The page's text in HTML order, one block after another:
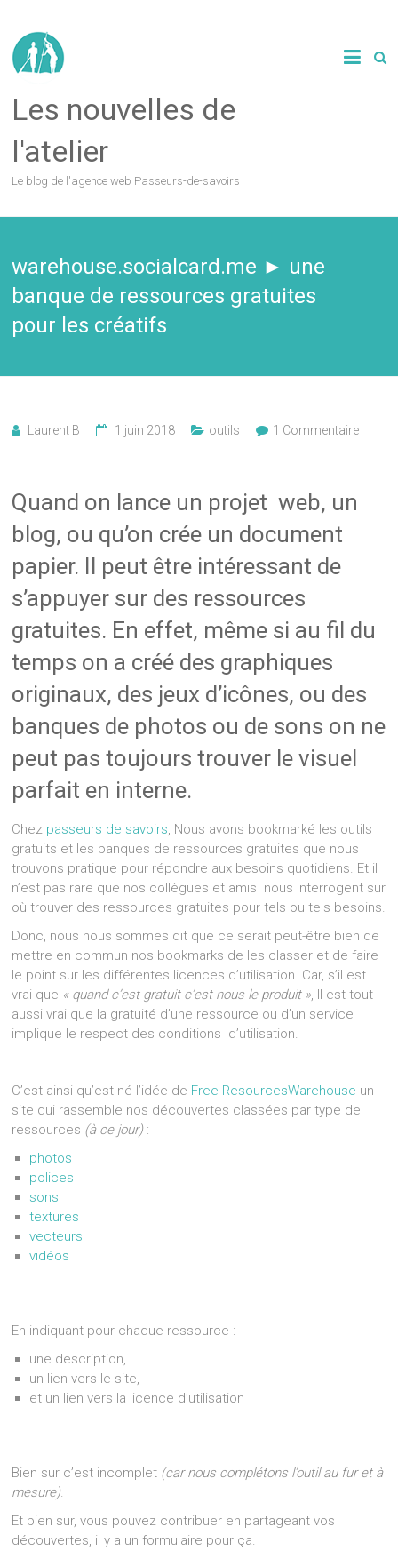
Les nouvelles de
l'atelier
Le blog de l'agence web Passeurs-de-savoirs
warehouse.socialcard.me ► une
banque de ressources gratuites
pour les créatifs
Laurent B 1 juin 2018 outils 1 Commentaire
Quand on lance un projet web, un
blog, ou qu’on crée un document
papier. Il peut être intéressant de
s’appuyer sur des ressources
gratuites. En effet, même si au fil du
temps on a créé des graphiques
originaux, des jeux d’icônes, ou des
banques de photos ou de sons on ne
peut pas toujours trouver le visuel
parfait en interne.
Chez passeurs de savoirs, Nous avons bookmarké les outils
gratuits et les banques de ressources gratuites que nous
trouvons pratique pour répondre aux besoins quotidiens. Et il
n’est pas rare que nos collègues et amis nous interrogent sur
où trouver des ressources gratuites pour tels ou tels besoins.
Donc, nous nous sommes dit que ce serait peut-être bien de
mettre en commun nos bookmarks de les classer et de faire
le point sur les différentes licences d’utilisation. Car, s’il est
vrai que « quand c’est gratuit c’est nous le produit », Il est tout
aussi vrai que la gratuité d’une ressource ou d’un service
implique le respect des conditions d’utilisation.
C’est ainsi qu’est né l’idée de Free ResourcesWarehouse un
site qui rassemble nos découvertes classées par type de
ressources (à ce jour) :
photos
polices
sons
textures
vecteurs
vidéos
En indiquant pour chaque ressource :
une description,
un lien vers le site,
et un lien vers la licence d’utilisation
Bien sur c’est incomplet (car nous complétons l’outil au fur et à
mesure).
Et bien sur, vous pouvez contribuer en partageant vos
découvertes, il y a un formulaire pour ça.